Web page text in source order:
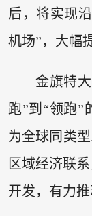
后，将实现
机场”，大幅
金旗特
跑”到“领跑”
为全球同类
区域经济联
开发，有力